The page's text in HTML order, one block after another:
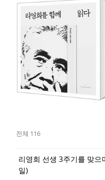
전체 116
리영희 선생 3주기를 맞
일)